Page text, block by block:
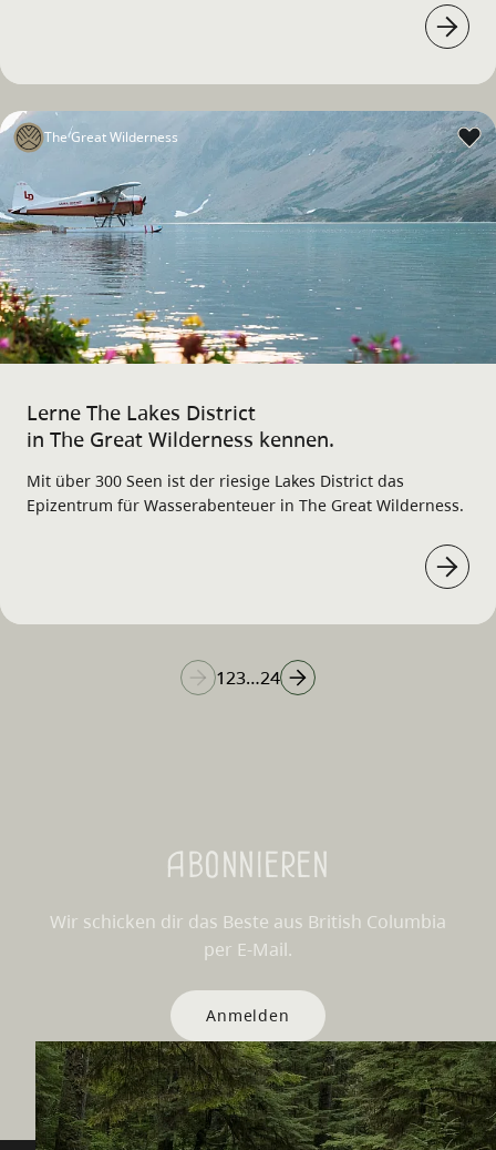
Lerne The Lakes District
in The Great Wilderness kennen.
Mit über 300 Seen ist der riesige Lakes District das
Epizentrum für Wasserabenteuer in The Great Wilderness.
The Great Wilderness
123…24
Abonnieren
Wir schicken dir das Beste aus British Columbia
per E-Mail.
Anmelden